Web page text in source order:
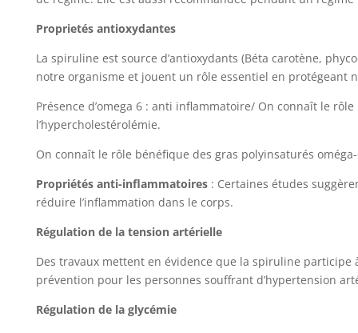
Proprietés antioxydantes
La spiruline est source d’antioxydants (Béta carotène,
notre organisme et jouent un rôle essentiel en protégeant
Présence d’omega 6 : anti inflammatoire/ On connaît le
l’hypercholestérolémie.
On connaît le rôle bénéfique des gras polyinsaturés
Propriétés anti-inflammatoires: Certaines études
réduire l’inflammation dans le corps.
Régulation de la tension artérielle
Des travaux mettent en évidence que la spiruline
prévention pour les personnes souffrant d’hypertension
Régulation de la glycémie